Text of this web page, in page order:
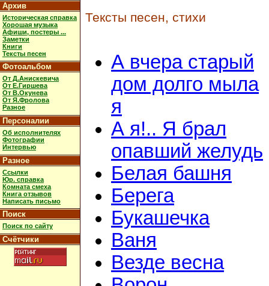
Архив
Историческая справка
Хорошая музыка
Афиши, постеры ...
Заметки
Книги
Тексты песен
Фотоальбом
От Д.Анискевича
От Е.Гиршева
От В.Окунева
От Я.Фролова
Разное
Персоналии
Об исполнителях
Фотографии
Интервью
Разное
Ссылки
Юр. справка
Комната смеха
Книга отзывов
Написать письмо
Поиск
Поиск по сайту
Счётчики
Тексты песен, стихи
А вчера старый
дом долго мыла
я
А я!.. Я брал
опавший желудь
Белая башня
Берега
Букашечка
Ваня
Везде весна